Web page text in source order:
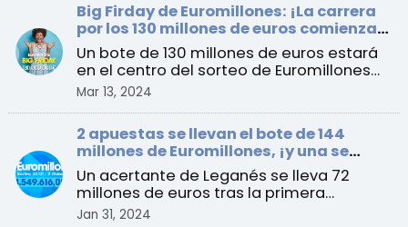
Big Firday de Euromillones: ¡La carrera
por los 130 millones de euros comienza
este viernes!
Un bote de 130 millones de euros estará
en el centro del sorteo de Euromillones
Mar 13, 2024
2 apuestas se llevan el bote de 144
millones de Euromillones, ¡y una se
queda en España!
Un acertante de Leganés se lleva 72
millones de euros tras la primera
Jan 31, 2024